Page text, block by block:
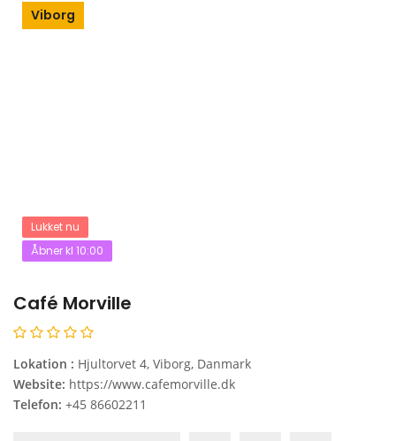
Viborg
Lukket nu
Åbner kl 10:00
Café Morville
Lokation : Hjultorvet 4, Viborg, Danmark
Website: https://www.cafemorville.dk
Telefon: +45 86602211